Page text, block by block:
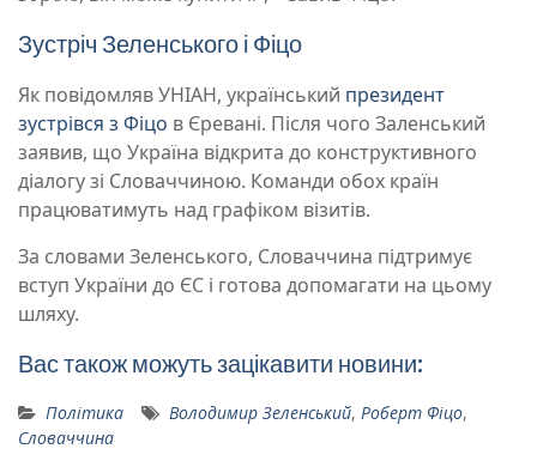
Зустріч Зеленського і Фіцо
Як повідомляв УНІАН, український президент
зустрівся з Фіцо в Єревані. Після чого Заленський
заявив, що Україна відкрита до конструктивного
діалогу зі Словаччиною. Команди обох країн
працюватимуть над графіком візитів.
За словами Зеленського, Словаччина підтримує
вступ України до ЄС і готова допомагати на цьому
шляху.
Вас також можуть зацікавити новини:
Політика Володимир Зеленський, Роберт Фіцо,
Словаччина